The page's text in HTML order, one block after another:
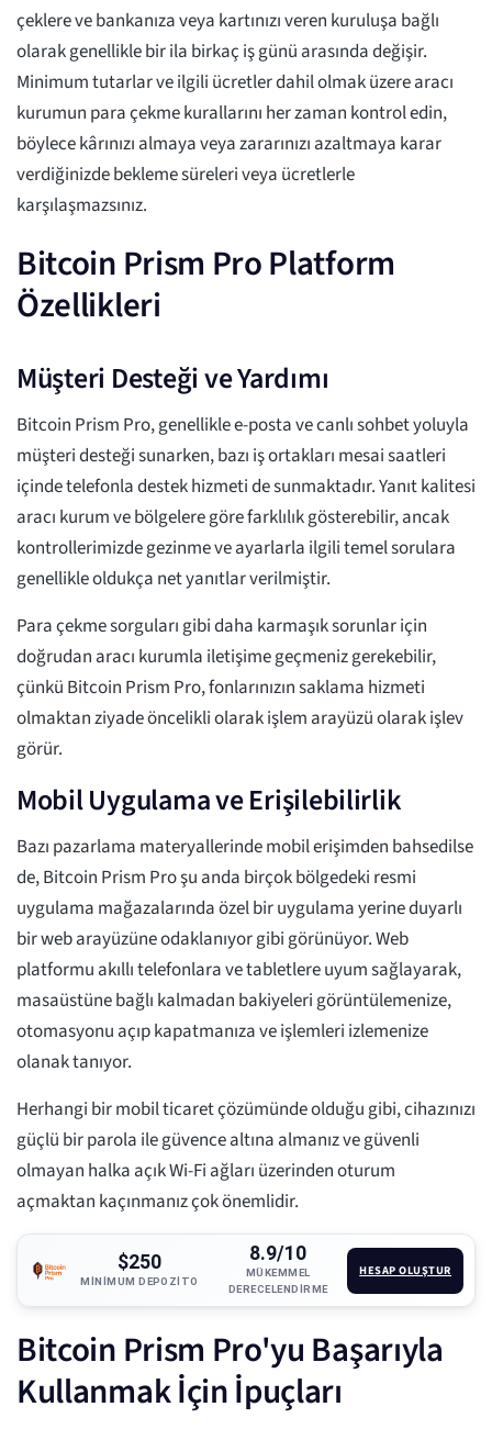
çeklere ve bankanıza veya kartınızı veren kuruluşa bağlı
olarak genellikle bir ila birkaç iş günü arasında değişir.
Minimum tutarlar ve ilgili ücretler dahil olmak üzere aracı
kurumun para çekme kurallarını her zaman kontrol edin,
böylece kârınızı almaya veya zararınızı azaltmaya karar
verdiğinizde bekleme süreleri veya ücretlerle
karşılaşmazsınız.
Bitcoin Prism Pro Platform
Özellikleri
Müşteri Desteği ve Yardımı
Bitcoin Prism Pro, genellikle e-posta ve canlı sohbet yoluyla
müşteri desteği sunarken, bazı iş ortakları mesai saatleri
içinde telefonla destek hizmeti de sunmaktadır. Yanıt kalitesi
aracı kurum ve bölgelere göre farklılık gösterebilir, ancak
kontrollerimizde gezinme ve ayarlarla ilgili temel sorulara
genellikle oldukça net yanıtlar verilmiştir.
Para çekme sorguları gibi daha karmaşık sorunlar için
doğrudan aracı kurumla iletişime geçmeniz gerekebilir,
çünkü Bitcoin Prism Pro, fonlarınızın saklama hizmeti
olmaktan ziyade öncelikli olarak işlem arayüzü olarak işlev
görür.
Mobil Uygulama ve Erişilebilirlik
Bazı pazarlama materyallerinde mobil erişimden bahsedilse
de, Bitcoin Prism Pro şu anda birçok bölgedeki resmi
uygulama mağazalarında özel bir uygulama yerine duyarlı
bir web arayüzüne odaklanıyor gibi görünüyor. Web
platformu akıllı telefonlara ve tabletlere uyum sağlayarak,
masaüstüne bağlı kalmadan bakiyeleri görüntülemenize,
otomasyonu açıp kapatmanıza ve işlemleri izlemenize
olanak tanıyor.
Herhangi bir mobil ticaret çözümünde olduğu gibi, cihazınızı
güçlü bir parola ile güvence altına almanız ve güvenli
olmayan halka açık Wi-Fi ağları üzerinden oturum
açmaktan kaçınmanız çok önemlidir.
$250
MINIMUM DEPOZITO
8.9/10
MÜKEMMEL
DERECELENDIRME
HESAP OLUŞTUR
Bitcoin Prism Pro'yu Başarıyla
Kullanmak İçin İpuçları